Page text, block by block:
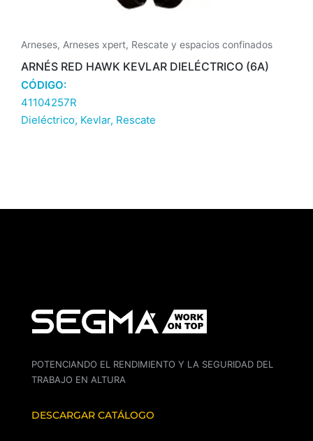
Arneses, Arneses xpert, Rescate y espacios confinados
ARNÉS RED HAWK KEVLAR DIELÉCTRICO (6A)
CÓDIGO:
41104257R
Dieléctrico, Kevlar, Rescate
POTENCIANDO EL RENDIMIENTO Y LA SEGURIDAD DEL
TRABAJO EN ALTURA
DESCARGAR CATÁLOGO